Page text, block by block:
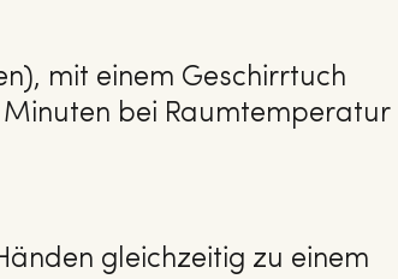
mit einem Geschirrtuch
bei Raumtemperatur
gleichzeitig zu einem